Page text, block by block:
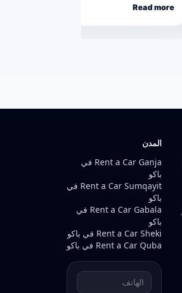
Read more
المدن
Rent a Car Ganja في
باكو
Rent a Car Sumqayit في
باكو
Rent a Car Gabala في
باكو
Rent a Car Sheki في باكو
Rent a Car Quba في باكو